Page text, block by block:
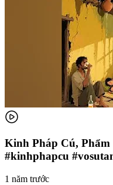
Kinh Pháp Cú, Phẩm
#kinhphapcu
1 năm trước